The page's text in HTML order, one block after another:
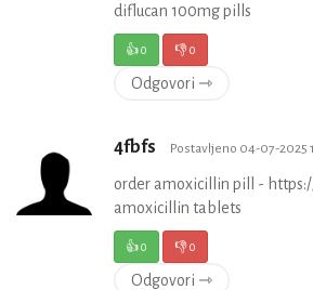
diflucan 100mg pills
👍0 👎0
Odgovori ⇾
4fbfs Postavljeno 04-07-2025
order amoxicillin pill -
amoxicillin tablets
👍0 👎0
Odgovori ⇾